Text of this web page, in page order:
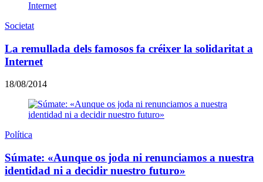
Societat
La remullada dels famosos fa créixer la solidaritat a
Internet
18/08/2014
Política
Súmate: «Aunque os joda ni renunciamos a nuestra
identidad ni a decidir nuestro futuro»